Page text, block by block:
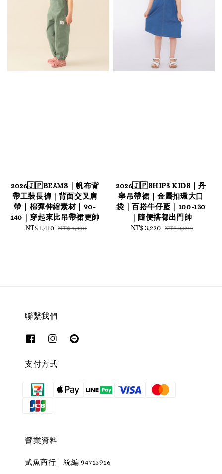
2026🇯🇵BEAMS｜帆布背
帶工裝長褲｜背面交叉肩
帶｜棉彈伸縮素材｜90-
140｜穿起來比吊帶裙更帥
Sale
NT$ 1,410 Regular
NT$ 1,490
2026🇯🇵SHIPS KIDS｜丹
寧吊帶裙｜金屬扣環大口
袋｜百搭牛仔藍｜100-130
｜隨便搭都出門帥
Sale
NT$ 3,220 Regular
NT$ 3,390
聯繫我們
支付方式
營業資料
貳魚商行｜統編 94715916